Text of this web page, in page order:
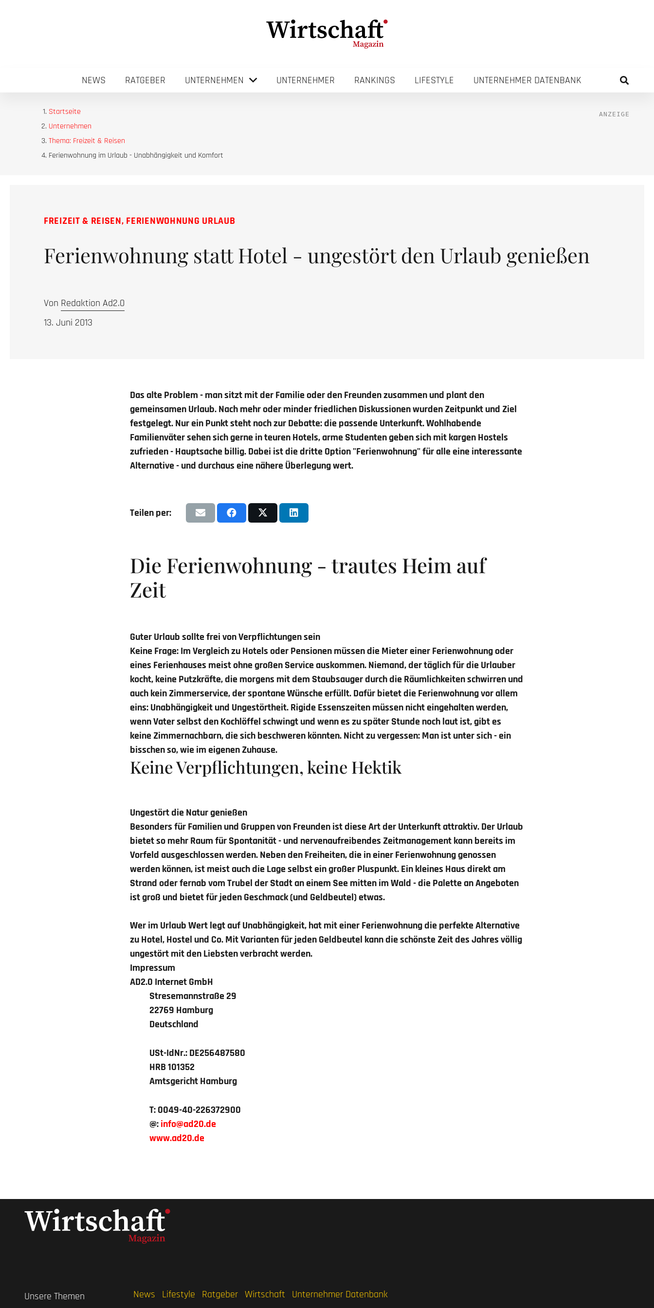
NEWS RATGEBER UNTERNEHMEN UNTERNEHMER RANKINGS LIFESTYLE UNTERNEHMER DATENBANK
Startseite
Unternehmen
Thema: Freizeit & Reisen
Ferienwohnung im Urlaub - Unabhängigkeit und Komfort
FREIZEIT & REISEN, FERIENWOHNUNG URLAUB
Ferienwohnung statt Hotel - ungestört den Urlaub genießen
Von Redaktion Ad2.0
13. Juni 2013
Das alte Problem - man sitzt mit der Familie oder den Freunden zusammen und plant den
gemeinsamen Urlaub. Nach mehr oder minder friedlichen Diskussionen wurden Zeitpunkt und Ziel
festgelegt. Nur ein Punkt steht noch zur Debatte: die passende Unterkunft. Wohlhabende
Familienväter sehen sich gerne in teuren Hotels, arme Studenten geben sich mit kargen Hostels
zufrieden - Hauptsache billig. Dabei ist die dritte Option "Ferienwohnung" für alle eine interessante
Alternative - und durchaus eine nähere Überlegung wert.
Teilen per:
Die Ferienwohnung - trautes Heim auf
Zeit
Guter Urlaub sollte frei von Verpflichtungen sein
Keine Frage: Im Vergleich zu Hotels oder Pensionen müssen die Mieter einer Ferienwohnung oder
eines Ferienhauses meist ohne großen Service auskommen. Niemand, der täglich für die Urlauber
kocht, keine Putzkräfte, die morgens mit dem Staubsauger durch die Räumlichkeiten schwirren und
auch kein Zimmerservice, der spontane Wünsche erfüllt. Dafür bietet die Ferienwohnung vor allem
eins: Unabhängigkeit und Ungestörtheit. Rigide Essenszeiten müssen nicht eingehalten werden,
wenn Vater selbst den Kochlöffel schwingt und wenn es zu später Stunde noch laut ist, gibt es
keine Zimmernachbarn, die sich beschweren könnten. Nicht zu vergessen: Man ist unter sich - ein
bisschen so, wie im eigenen Zuhause.
Keine Verpflichtungen, keine Hektik
Ungestört die Natur genießen
Besonders für Familien und Gruppen von Freunden ist diese Art der Unterkunft attraktiv. Der Urlaub
bietet so mehr Raum für Spontanität - und nervenaufreibendes Zeitmanagement kann bereits im
Vorfeld ausgeschlossen werden. Neben den Freiheiten, die in einer Ferienwohnung genossen
werden können, ist meist auch die Lage selbst ein großer Pluspunkt. Ein kleines Haus direkt am
Strand oder fernab vom Trubel der Stadt an einem See mitten im Wald - die Palette an Angeboten
ist groß und bietet für jeden Geschmack (und Geldbeutel) etwas.
Wer im Urlaub Wert legt auf Unabhängigkeit, hat mit einer Ferienwohnung die perfekte Alternative
zu Hotel, Hostel und Co. Mit Varianten für jeden Geldbeutel kann die schönste Zeit des Jahres völlig
ungestört mit den Liebsten verbracht werden.
Impressum
AD2.0 Internet GmbH
Stresemannstraße 29
22769 Hamburg
Deutschland
USt-IdNr.: DE256487580
HRB 101352
Amtsgericht Hamburg
T: 0049-40-226372900
@:info ad20.de
www.ad20.de
Unsere Themen News Lifestyle Ratgeber Wirtschaft Unternehmer Datenbank